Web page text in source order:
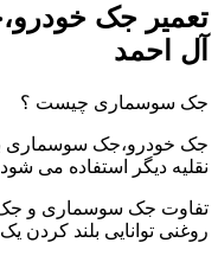
تعمیر جک
آل احمد
جک سوسماری چیست ؟
جک خودرو،جک سوسماری
نقلیه دیگر استفاده می
تفاوت جک سوسماری و
روغنی توانایی بلند کردن